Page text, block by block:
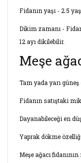
Fidanın yaşı - 2.5
Dikim zamanı -
12 ayı dikilebilir.
Meşe
Tam yada yarı
Fidanın satıştaki
Dayanabileceği en
Yaprak dökme
Meşe ağacı